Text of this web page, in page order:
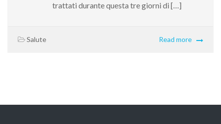
trattati durante questa tre giorni di […]
Salute Read more